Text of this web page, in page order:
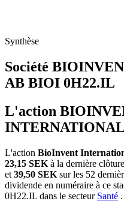
Synthèse
Société
AB BIOI 0H22.IL
L'action
L'action BioInvent
23,15 SEK à la dernière
et 39,50 SEK sur les 52
dividende en numéraire à ce
0H22.IL dans le secteur Santé .